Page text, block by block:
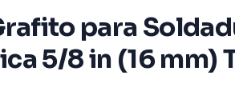
para
5/8 in (16